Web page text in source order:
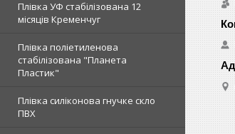
Плівка УФ стабілізована 12
місяців Кременчуг
Плівка поліетиленова
стабілізована "Планета
Пластик"
Плівка силіконова гнучке скло
ПВХ